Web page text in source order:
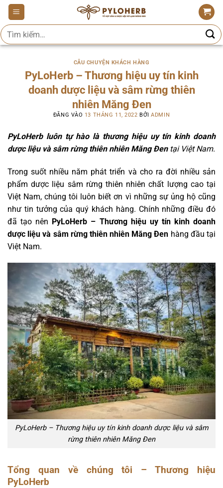
Bỏ
qua
nội
dung
Tìm
kiếm:
CÂU CHUYỆN KHÁCH HÀNG
PyLoHerb – Thương hiệu uy tín kinh
doanh dược liệu và sâm rừng thiên
nhiên Măng Đen
ĐĂNG VÀO 13 THÁNG 11, 2022 BỞIADMIN
PyLoHerb luôn tự hào là thương hiệu uy tín kinh doanh
dược liệu và sâm rừng thiên nhiên Măng Đentại Việt Nam.
Trong suốt nhiều năm phát triển và cho ra đời nhiều sản
phẩm dược liệu sâm rừng thiên nhiên chất lượng cao tại
Việt Nam, chúng tôi luôn biết ơn vì những sự ủng hộ cũng
như tin tưởng của quý khách hàng. Chính những điều đó
đã tạo nên PyLoHerb – Thương hiệu uy tín kinh doanh
dược liệu và sâm rừng thiên nhiên Măng Đen hàng đầu tại
Việt Nam.
PyLoHerb – Thương hiệu uy tín kinh doanh dược liệu và sâm
rừng thiên nhiên Măng Đen
Tổng quan về chúng tôi – Thương hiệu
PyLoHerb